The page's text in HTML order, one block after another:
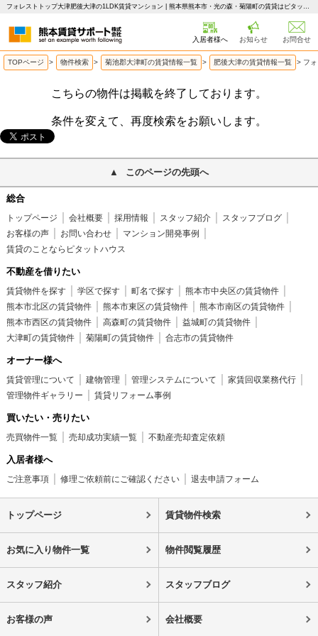
フォレストトップ大津肥後大津の1LDK賃貸マンション | 熊本県熊本市・光の森・菊陽町の賃貸はピタットハウス 熊本賃貸サポート
入居者様へ お知らせ お問合せ
TOPページ > 物件検索 > 菊池郡大津町の賃貸情報一覧 > 肥後大津の賃貸情報一覧 > フ
こちらの物件は掲載を終了しております。
条件を変えて、再度検索をお願いします。
このページの先頭へ
総合
トップページ 会社概要 採用情報 スタッフ紹介
スタッフブログ
お客様の声
お問い合わせ
マンション開発事例
賃貸のことならピタットハウス
不動産を借りたい
賃貸物件を探す 学区で探す 町名で探す
熊本市中央区の賃貸物件
熊本市北区の賃貸物件
熊本市東区の賃貸物件
熊本市南区の賃貸物件
熊本市西区の賃貸物件
高森町の賃貸物件
益城町の賃貸物件
大津町の賃貸物件
菊陽町の賃貸物件 合志市の賃貸物件
オーナー様へ
賃貸管理について 建物管理 管理システムについて
家賃回収業務代行
管理物件ギャラリー
賃貸リフォーム事例
買いたい・売りたい
売買物件一覧 売却成功実績一覧 不動産売却査定依頼
入居者様へ
ご注意事項 修理ご依頼前にご確認ください 退去申請フォーム
トップページ 賃貸物件検索
お気に入り物件一覧 物件閲覧履歴
スタッフ紹介 スタッフブログ
お客様の声 会社概要